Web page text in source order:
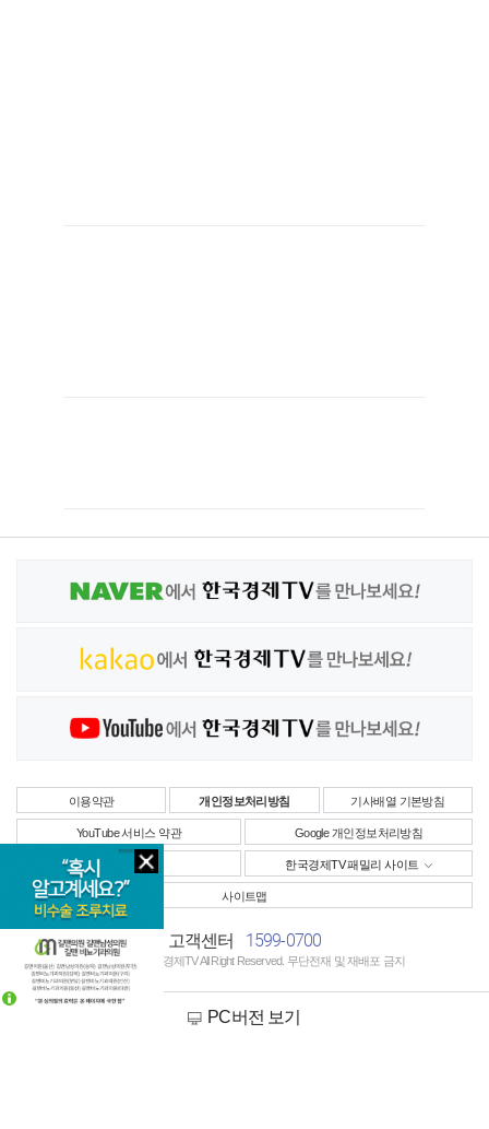
이용약관 개인정보처리방침 기사배열 기본방침
YouTube 서비스 약관 Google 개인정보처리방침
사업자정보 한국경제TV 패밀리 사이트
사이트맵
고객센터 1599-0700
Copyright © 한국경제TV All Right Reserved. 무단전재 및 재배포 금지
PC버전 보기